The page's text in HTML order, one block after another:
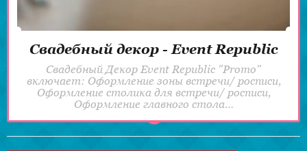
Свадебный декор - Event Republic
Свадебный Декор Event Republic "Promo"
включает: Оформление зоны встречи/ росписи,
Оформление столика для встречи/ росписи,
Оформление главного стола…